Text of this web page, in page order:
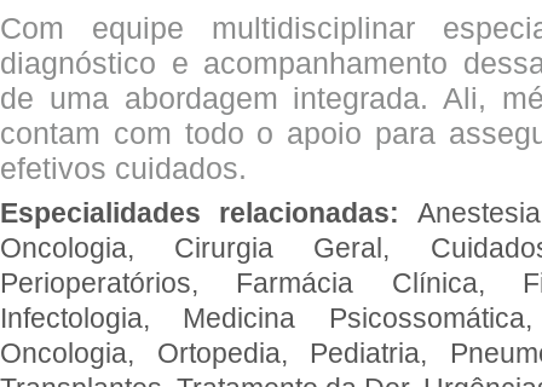
Com equipe multidisciplinar
diagnóstico e acompanhamento
de uma abordagem integrada. Ali,
contam com todo o apoio para
efetivos cuidados.
Especialidades relacionadas:
Oncologia, Cirurgia Geral,
Perioperatórios, Farmácia Clínica,
Infectologia, Medicina
Oncologia, Ortopedia, Pediatria,